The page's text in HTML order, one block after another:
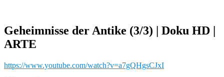
Geheimnisse der Antike (3/3) | Doku HD |
ARTE
https://www.youtube.com/watch?v=a7gQHgsCJxI